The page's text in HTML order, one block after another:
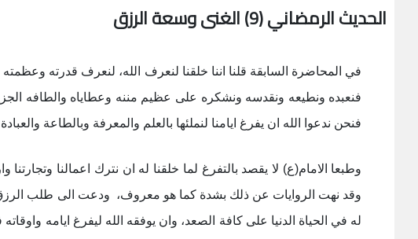
الحديث الرمضاني (9) الغنى وسعة الرزق
في المحاضرة السابقة قلنا اننا خلقنا لنعرف الله، لنعرف قدرته
فنعبده ونطيعه ونقدسه ونشكره على عظيم مننه وعطاياه والطافه
فنحن ندعوا الله ان يفرغ ايامنا لنملئها بالعلم والمعرفة وبالطاعة
وطبعا الامام(ع) لا يقصد بالتفرغ لما خلقنا له ان نترك اعمالنا وتجارتنا
وقد نهت الروايات عن ذلك بشدة كما هو معروف، ودعت الى طلب الرزق
له في الحياة الدنيا على كافة الصعد، وان يوفقه الله ليفرغ ايامه